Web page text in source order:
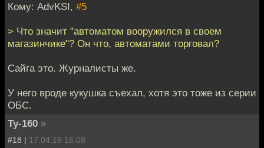
Кому: AdvKSI, #5
> Что значит "автоматом вооружился в своем
магазинчике"? Он что, автоматами торговал?
Сайга это. Журналисты же.
У него вроде кукушка съехал, хотя это тоже из серии
ОБС.
Ту-160 »
#18 | 17.04.16 16:08